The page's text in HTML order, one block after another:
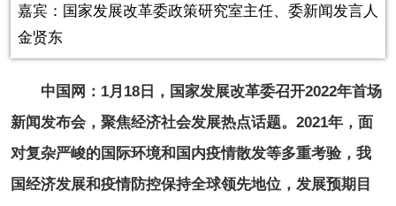
嘉宾：国家发展改革委政策研究室主任、委新闻发言人
金贤东
中国网：1月18日，国家发展改革委召开2022年首场
新闻发布会，聚焦经济社会发展热点话题。2021年，面
对复杂严峻的国际环境和国内疫情散发等多重考验，我
国经济发展和疫情防控保持全球领先地位，发展预期目